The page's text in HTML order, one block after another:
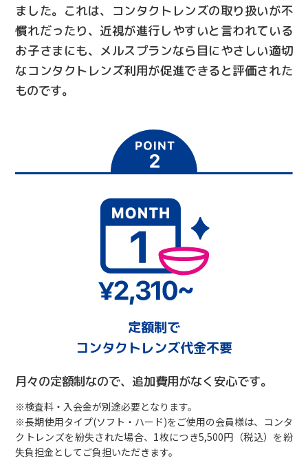
ました。これは、コンタクトレンズの取り扱いが不
慣れだったり、近視が進行しやすいと言われている
お子さまにも、メルスプランなら目にやさしい適切
なコンタクトレンズ利用が促進できると評価された
ものです。
定額制で
コンタクトレンズ代金不要
月々の定額制なので、追加費用がなく安心です。
※検査料・入会金が別途必要となります。
※長期使用タイプ(ソフト・ハード)をご使用の会員様は、コンタ
クトレンズを紛失された場合、1枚につき5,500円（税込）を紛
失負担金としてご負担いただきます。